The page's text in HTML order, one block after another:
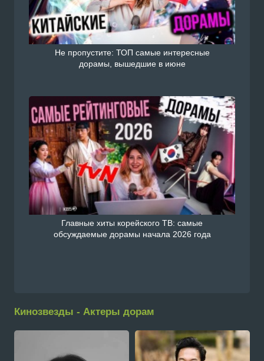
Не пропустите: ТОП самые интересные
дорамы, вышедшие в июне
Главные хиты корейского ТВ: самые
обсуждаемые дорамы начала 2026 года
Кинозвезды - Актеры дорам